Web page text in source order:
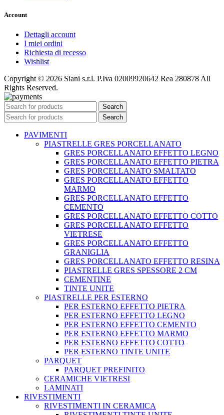
Account
Dettagli account
I miei ordini
Richiesta di recesso
Wishlist
Copyright © 2026 Siani s.r.l. P.Iva 02009920642 Rea 280878 All
Rights Reserved.
Search
Search
PAVIMENTI
PIASTRELLE GRES PORCELLANATO
GRES PORCELLANATO EFFETTO LEGNO
GRES PORCELLANATO EFFETTO PIETRA
GRES PORCELLANATO SMALTATO
GRES PORCELLANATO EFFETTO
MARMO
GRES PORCELLANATO EFFETTO
CEMENTO
GRES PORCELLANATO EFFETTO COTTO
GRES PORCELLANATO EFFETTO
VIETRESE
GRES PORCELLANATO EFFETTO
GRANIGLIA
GRES PORCELLANATO EFFETTO RESINA
PIASTRELLE GRES SPESSORE 2 CM
CEMENTINE
TINTE UNITE
PIASTRELLE PER ESTERNO
PER ESTERNO EFFETTO PIETRA
PER ESTERNO EFFETTO LEGNO
PER ESTERNO EFFETTO CEMENTO
PER ESTERNO EFFETTO MARMO
PER ESTERNO EFFETTO COTTO
PER ESTERNO TINTE UNITE
PARQUET
PARQUET PREFINITO
CERAMICHE VIETRESI
LAMINATI
RIVESTIMENTI
RIVESTIMENTI IN CERAMICA